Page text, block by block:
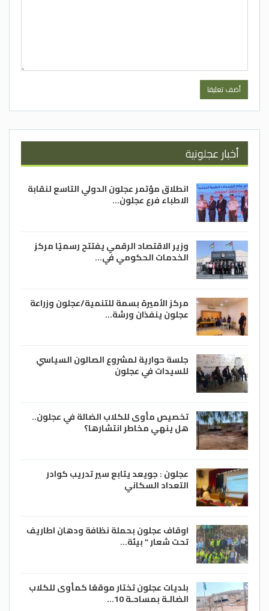
أخبار عجلونية
انطلاق مؤتمر عجلون الدولي التاسع لنقابة
الاطباء فرع عجلون…
وزير الاقتصاد الرقمي يفتتح رسميًا مركز
الخدمات الحكومي في…
مركز الأميرة بسمة للتنمية/عجلون وزراعة
عجلون ينفذان ورشة…
جلسة حوارية لمشروع الصالون السياسي
للسيدات في عجلون
تخصيص مأوى للكلاب الضالة في عجلون..
هل ينهي مخاطر انتشارها؟
عجلون : جويعد يتابع سير تدريب كوادر
التعداد السكاني
اوقاف عجلون بحملة نظافة ودهان اطاريف
تحت شعار ” بيئة…
بلديات عجلون تختار موقعًا كمأوى للكلاب
الضالـة بمساحـة 10…